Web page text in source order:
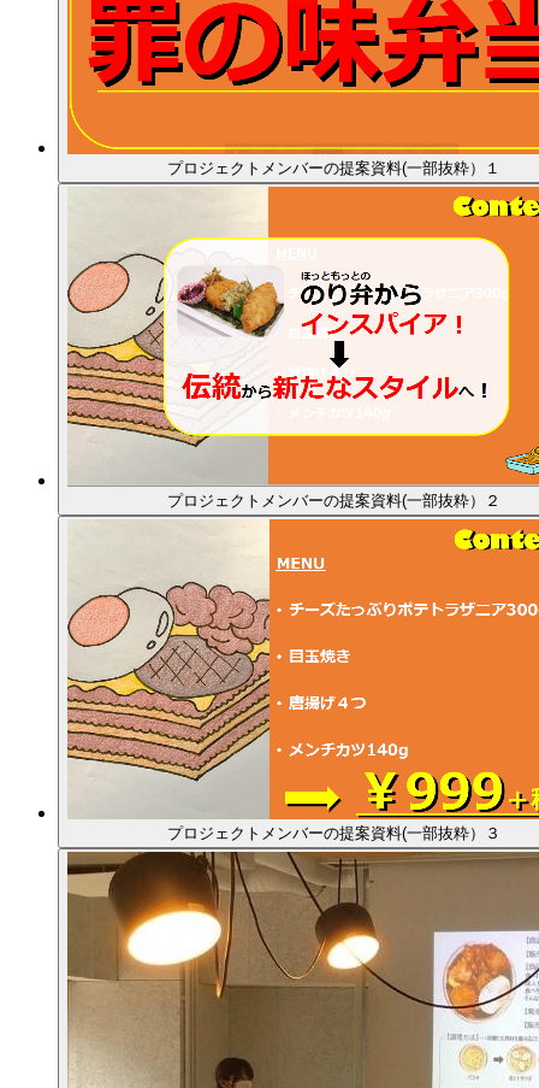
プロジェクトメンバーの提案資料(一部抜粋）１
プロジェクトメンバーの提案資料(一部抜粋）２
プロジェクトメンバーの提案資料(一部抜粋）３